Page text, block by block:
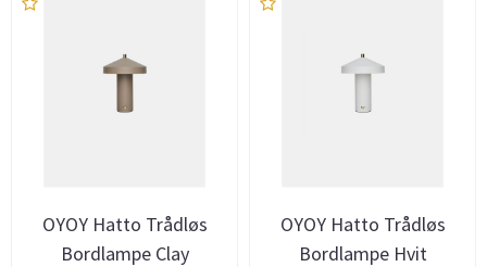
OYOY Hatto Trådløs
Bordlampe Clay
OYOY Hatto Trådløs
Bordlampe Hvit